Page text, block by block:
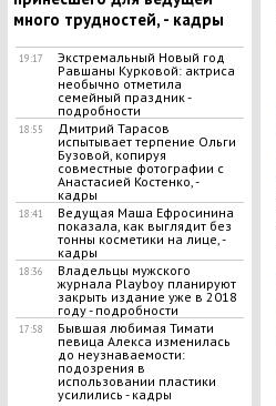
много трудностей, - кадры
19:17
​Экстремальный Новый год
Равшаны Курковой: актриса
необычно отметила
семейный праздник -
подробности
18:55
Дмитрий Тарасов
испытывает терпение Ольги
Бузовой, копируя
совместные фотографии с
Анастасией Костенко, -
кадры
18:41
Ведущая Маша Ефросинина
показала, как выглядит без
тонны косметики на лице, -
кадры
18:36
Владельцы мужского
журнала Playboy планируют
закрыть издание уже в 2018
году - подробности
17:58
Бывшая любимая Тимати
певица Алекса изменилась
до неузнаваемости:
подозрения в
использовании пластики
усилились - кадры